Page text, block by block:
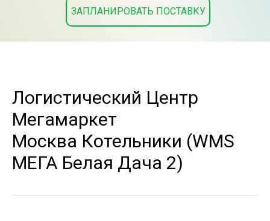
ЗАПЛАНИРОВАТЬ ПОСТАВКУ
Логистический Центр
Мегамаркет
Москва Котельники (WMS
МЕГА Белая Дача 2)